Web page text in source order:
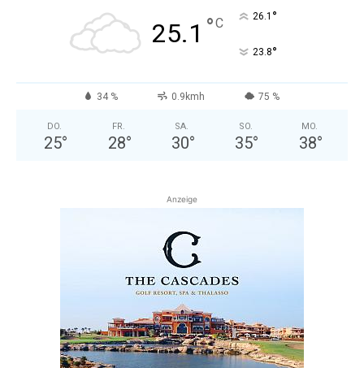
25.1 °C 26.1 °
23.8°
34 % 0.9kmh 75 %
DO.
25°
FR.
28°
SA.
30°
SO.
35°
MO.
38°
Anzeige